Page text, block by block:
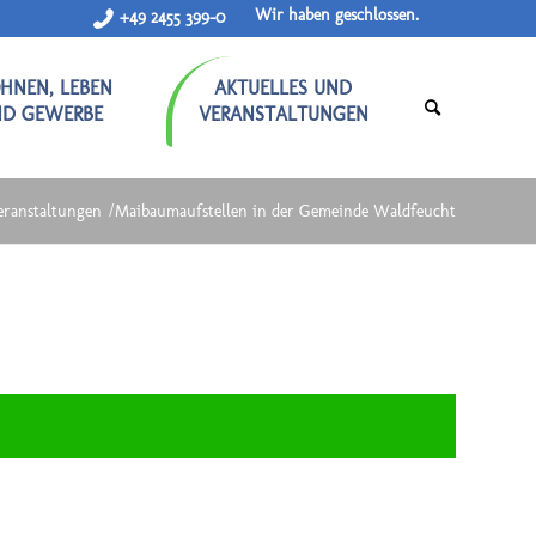
+49 2455 399-0 Wir haben geschlossen.
LEBEN
GEWERBE
AKTUELLES UND
VERANSTALTUNGEN
/Maibaumaufstellen in der Gemeinde Waldfeucht